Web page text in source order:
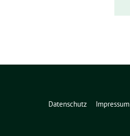
Datenschutz Impressum